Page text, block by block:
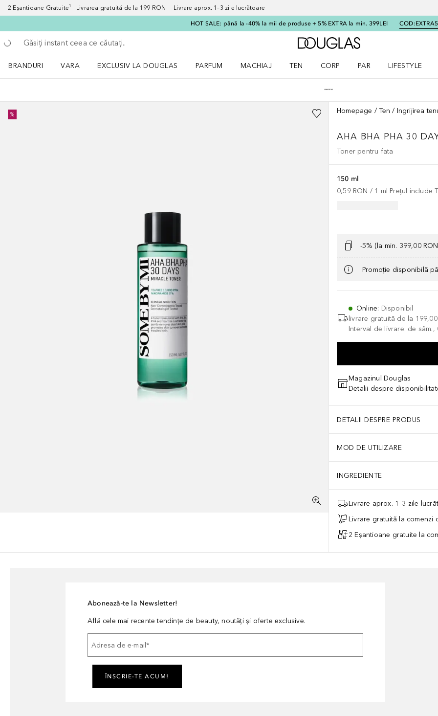
2 Eșantioane Gratuite¹ Livrarea gratuită de la 199 RON Livrare aprox. 1–3 zile lucrătoare
HOT SALE: până la -40% la mii de produse + 5% EXTRA la min. 399LEI COD:
Înapoi
Executați căutarea
Către pagina principală
BRANDURI
VARA
EXCLUSIV LA DOUGLAS
PARFUM
MACHIAJ
TEN
CORP
PAR
LIFESTYLE
% Homepage Ten Ingrijirea
AHA BHA PHA 30
Toner pentru fata
150 ml
0,59 RON / 1 ml Prețul include
-5% (la min. 399,00
Promoție disponibilă
Online: Disponibil
livrare gratuită de la
Interval de livrare: de
Magazinul Douglas
Detalii despre
DETALII DESPRE PRODUS
MOD DE UTILIZARE
INGREDIENTE
Livrare aprox. 1–3 zile
Livrare gratuită la comenzi
2 Eșantioane gratuite la
Abonează-te la Newsletter!
Află cele mai recente tendințe de beauty, noutăți și oferte exclusive.
Adresa de e-mail *
ÎNSCRIE-TE ACUM!